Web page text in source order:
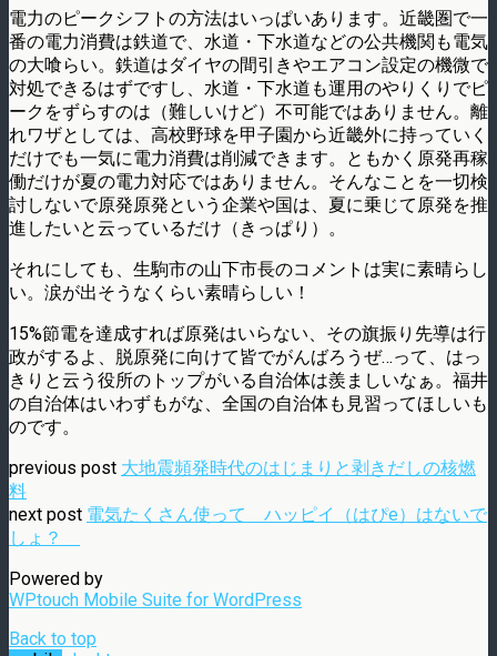
電力のピークシフトの方法はいっぱいあります。近畿圏で一
番の電力消費は鉄道で、水道・下水道などの公共機関も電気
の大喰らい。鉄道はダイヤの間引きやエアコン設定の機微で
対処できるはずですし、水道・下水道も運用のやりくりでピ
ークをずらすのは（難しいけど）不可能ではありません。離
れワザとしては、高校野球を甲子園から近畿外に持っていく
だけでも一気に電力消費は削減できます。ともかく原発再稼
働だけが夏の電力対応ではありません。そんなことを一切検
討しないで原発原発という企業や国は、夏に乗じて原発を推
進したいと云っているだけ（きっぱり）。
それにしても、生駒市の山下市長のコメントは実に素晴らし
い。涙が出そうなくらい素晴らしい！
15%節電を達成すれば原発はいらない、その旗振り先導は行
政がするよ、脱原発に向けて皆でがんばろうぜ…って、はっ
きりと云う役所のトップがいる自治体は羨ましいなぁ。福井
の自治体はいわずもがな、全国の自治体も見習ってほしいも
のです。
previous post 大地震頻発時代のはじまりと剥きだしの核燃
料
next post 電気たくさん使って ハッピイ（はぴe）はないで
しょ？
Powered by
WPtouch Mobile Suite for WordPress
Back to top